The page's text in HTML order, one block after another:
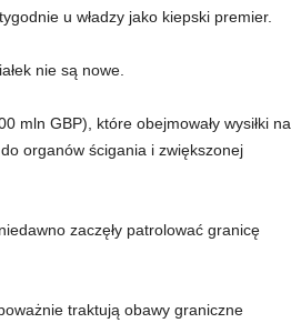
u władzy jako kiepski premier.
nie są nowe.
mln GBP), które obejmowały wysiłki na
organów ścigania i zwiększonej
zaczęły patrolować granicę
traktują obawy graniczne